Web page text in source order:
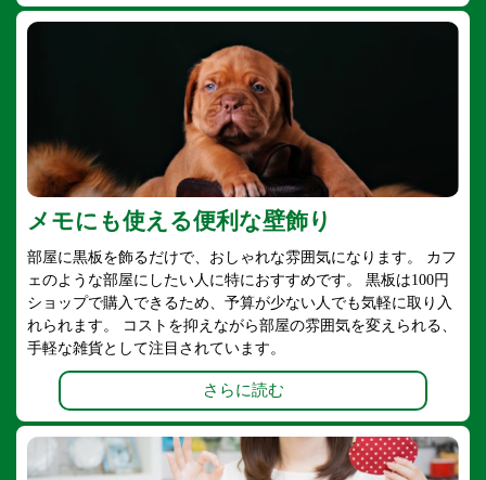
メモにも使える便利な壁飾り
部屋に黒板を飾るだけで、おしゃれな雰囲気になります。 カフ
ェのような部屋にしたい人に特におすすめです。 黒板は100円
ショップで購入できるため、予算が少ない人でも気軽に取り入
れられます。 コストを抑えながら部屋の雰囲気を変えられる、
手軽な雑貨として注目されています。
さらに読む